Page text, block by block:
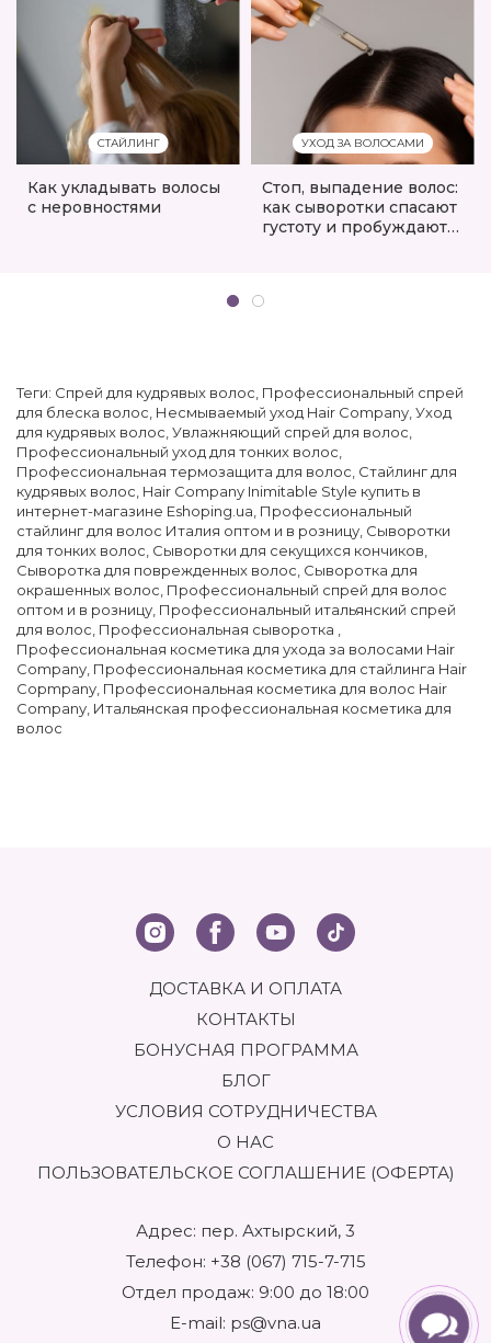
СТАЙЛИНГ
Как укладывать волосы
с неровностями
УХОД ЗА ВОЛОСАМИ
Стоп, выпадение волос:
как сыворотки спасают
густоту и пробуждают
Теги: Спрей для кудрявых волос Профессиональный спрей
для блеска волос Несмываемый уход Hair Company Уход
для кудрявых волос Увлажняющий спрей для волос
Профессиональный уход для тонких волос
Профессиональная термозащита для волос Стайлинг для
кудрявых волос Hair Company Inimitable Style купить в
интернет-магазине Eshoping.ua Профессиональный
стайлинг для волос Италия оптом и в розницу Сыворотки
для тонких волос Сыворотки для секущихся кончиков
Сыворотка для поврежденных волос Сыворотка для
окрашенных волос Профессиональный спрей для волос
оптом и в розницу Профессиональный итальянский спрей
для волос Профессиональная сыворотка
Профессиональная косметика для ухода за волосами Hair
Company Профессиональная косметика для стайлинга Hair
Copmpany Профессиональная косметика для волос Hair
Company Итальянская профессиональная косметика для
волос
ДОСТАВКА И ОПЛАТА
КОНТАКТЫ
БОНУСНАЯ ПРОГРАММА
БЛОГ
УСЛОВИЯ СОТРУДНИЧЕСТВА
О НАС
ПОЛЬЗОВАТЕЛЬСКОЕ СОГЛАШЕНИЕ (ОФЕРТА)
Адрес: пер. Ахтырский, 3
Телефон: +38 (067) 715-7-715
Отдел продаж: 9:00 до 18:00
E-mail: ps@vna.ua